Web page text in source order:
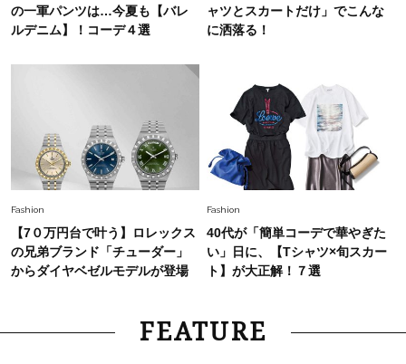
の一軍パンツは…今夏も【バレ
ルデニム】！コーデ４選
ャツとスカートだけ」でこんな
に洒落る！
Fashion
【7０万円台で叶う】ロレックス
の兄弟ブランド「チューダー」
からダイヤベゼルモデルが登場
Fashion
40代が「簡単コーデで華やぎた
い」日に、【Tシャツ×旬スカー
ト】が大正解！７選
FEATURE